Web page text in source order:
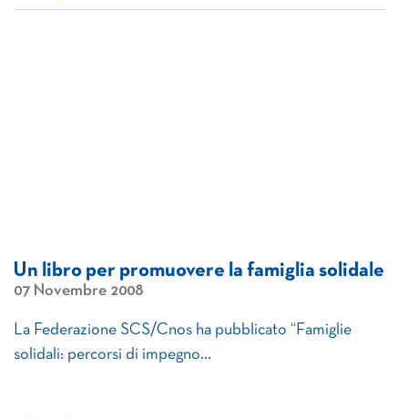
Un libro per promuovere la famiglia solidale
07 Novembre 2008
La Federazione SCS/Cnos ha pubblicato “Famiglie
solidali: percorsi di impegno…